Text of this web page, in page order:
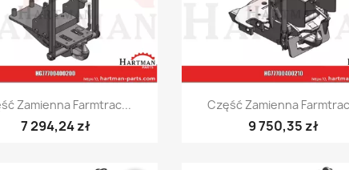
Szybki podgląd
Zamienna Farmtrac...
7 294,24 zł
Szybki podgląd
Część Zamienna
9 750,35 zł